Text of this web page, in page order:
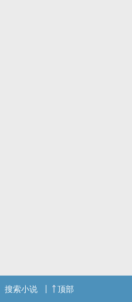
搜索小说 顶部